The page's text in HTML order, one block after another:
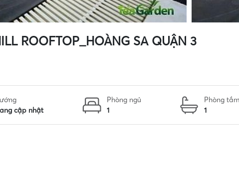
ROOFTOP_HOÀNG SA QUẬN 3
cập nhật
Phòng ngủ
1
Phòng
1